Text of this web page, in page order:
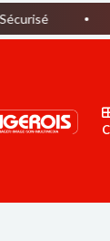
Horaires